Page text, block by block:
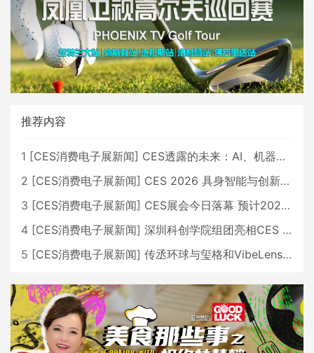
推荐内容
1 [CES消费电子展新闻] CES透露的未来：AI、机器人与智能生活大爆发
2 [CES消费电子展新闻] CES 2026 具身智能与创新领域 中国公司大放异彩
3 [CES消费电子展新闻] CES展会今日落幕 预计2026行业收入将超五千亿美元
4 [CES消费电子展新闻] 深圳科创学院组团亮相CES 广受好评
5 [CES消费电子展新闻] 传丞环球与玺格和VibeLens共同推出全新耳机